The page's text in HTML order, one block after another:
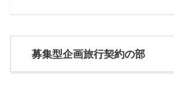
募集型企画旅行契約の部